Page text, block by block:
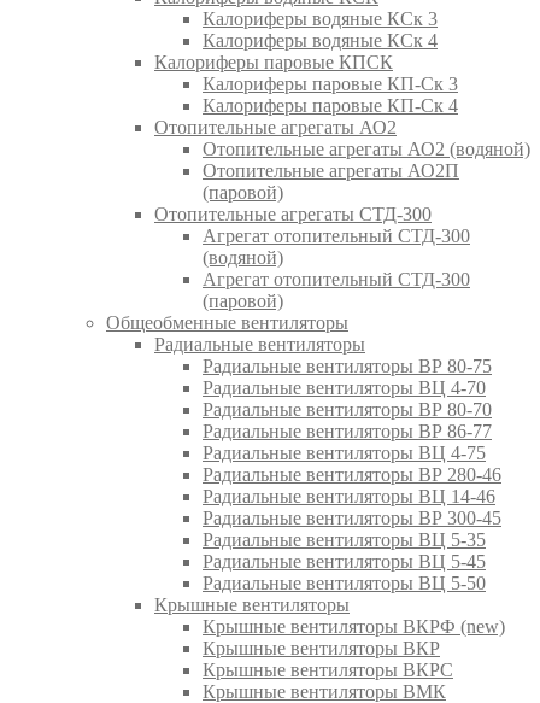
Калориферы водяные КСк 3
Калориферы водяные КСк 4
Калориферы паровые КПСК
Калориферы паровые КП-Ск 3
Калориферы паровые КП-Ск 4
Отопительные агрегаты АО2
Отопительные агрегаты АО2 (водяной)
Отопительные агрегаты АО2П
(паровой)
Отопительные агрегаты СТД-300
Агрегат отопительный СТД-300
(водяной)
Агрегат отопительный СТД-300
(паровой)
Общеобменные вентиляторы
Радиальные вентиляторы
Радиальные вентиляторы ВР 80-75
Радиальные вентиляторы ВЦ 4-70
Радиальные вентиляторы ВР 80-70
Радиальные вентиляторы ВР 86-77
Радиальные вентиляторы ВЦ 4-75
Радиальные вентиляторы ВР 280-46
Радиальные вентиляторы ВЦ 14-46
Радиальные вентиляторы ВР 300-45
Радиальные вентиляторы ВЦ 5-35
Радиальные вентиляторы ВЦ 5-45
Радиальные вентиляторы ВЦ 5-50
Крышные вентиляторы
Крышные вентиляторы ВКРФ (new)
Крышные вентиляторы ВКР
Крышные вентиляторы ВКРС
Крышные вентиляторы ВМК